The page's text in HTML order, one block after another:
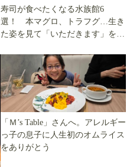
寿司が食べたくなる水族館6
選！ 本マグロ、トラフグ…生き
た姿を見て「いただきます」を考
「Ｍ’s Table」さんへ。アレルギー
っ子の息子に人生初のオムライス
をありがとう